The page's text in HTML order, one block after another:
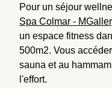
Pour un séjour
Spa Colmar -
un espace fitness
500m2. Vous
sauna et au
l'effort.